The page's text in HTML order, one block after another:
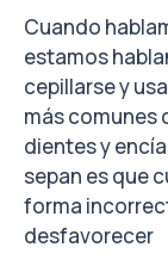
Cuando
estamos
cepillarse y
más comunes
dientes y
sepan es que
forma
desfavorecer